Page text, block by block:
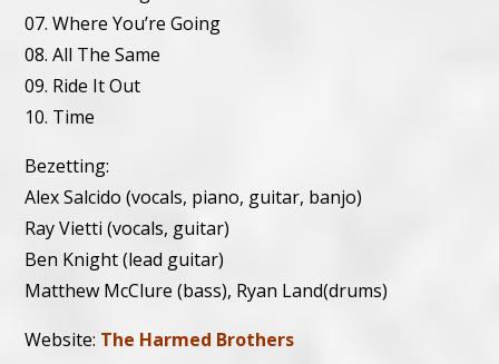
07. Where You’re Going
08. All The Same
09. Ride It Out
10. Time
Bezetting:
Alex Salcido (vocals, piano, guitar, banjo)
Ray Vietti (vocals, guitar)
Ben Knight (lead guitar)
Matthew McClure (bass), Ryan Land(drums)
Website: The Harmed Brothers